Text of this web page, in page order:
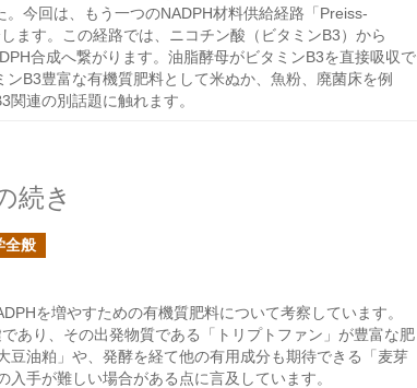
。今回は、もう一つのNADPH材料供給経路「Preiss-
ます。この経路では、ニコチン酸（ビタミンB3）から
合成へ繋がります。油脂酵母がビタミンB3を直接吸収で
ンB3豊富な有機質肥料として米ぬか、魚粉、廃菌床を例
関連の別話題に触れます。
続き
全般
を増やすための有機質肥料について考察しています。
あり、その出発物質である「トリプトファン」が豊富な肥
豆油粕」や、発酵を経て他の有用成分も期待できる「麦芽
手が難しい場合がある点に言及しています。